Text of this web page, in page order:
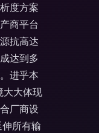
度方案
商平台
抗高达
达到多
进乎本
大大体现
厂商设
所有输